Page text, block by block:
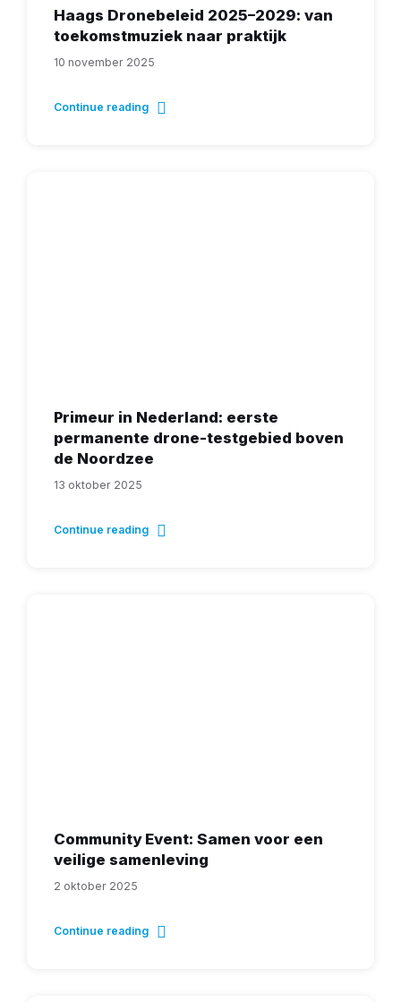
Haags Dronebeleid 2025–2029: van
toekomstmuziek naar praktijk
10 november 2025
Continue reading
Primeur in Nederland: eerste
permanente drone-testgebied boven
de Noordzee
13 oktober 2025
Continue reading
Community Event: Samen voor een
veilige samenleving
2 oktober 2025
Continue reading